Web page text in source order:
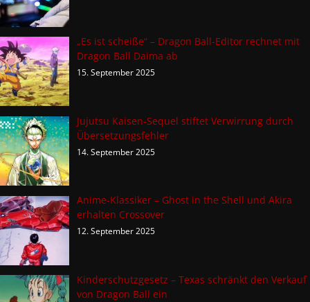
„Es ist scheiße“ – Dragon Ball-Editor rechnet mit
Dragon Ball Daima ab
15. September 2025
Jujutsu Kaisen-Sequel stiftet Verwirrung durch
Übersetzungsfehler
14. September 2025
Anime-Klassiker – Ghost in the Shell und Akira
erhalten Crossover
12. September 2025
Kinderschutzgesetz – Texas schränkt den Verkauf
von Dragon Ball ein